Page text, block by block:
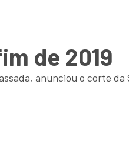
de 2019
anunciou o corte da